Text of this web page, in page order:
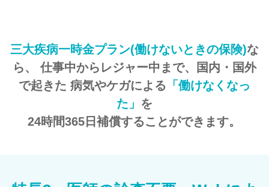
三大疾病一時金プラン(働けないときの保険)な
ら、
仕事中からレジャー中まで、国内・国外
で起きた 病気やケガによる 「働けなくなっ
た」 を
24時間365日補償することができます。